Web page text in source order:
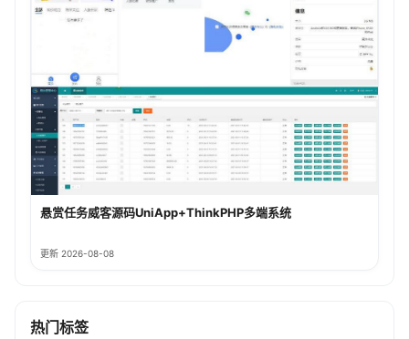
悬赏任务威客源码UniApp+ThinkPHP多端系统
更新 2026-08-08
热门标签